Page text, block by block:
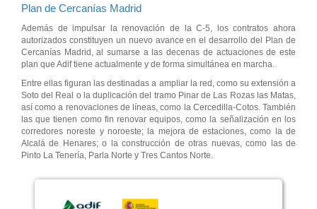
Plan de Cercanías Madrid
Además de impulsar la renovación de la C-5, los contratos ahora
autorizados constituyen un nuevo avance en el desarrollo del Plan de
Cercanías Madrid, al sumarse a las decenas de actuaciones de este
plan que Adif tiene actualmente y de forma simultánea en marcha.
Entre ellas figuran las destinadas a ampliar la red, como su extensión a
Soto del Real o la duplicación del tramo Pinar de Las Rozas las Matas,
así como a renovaciones de líneas, como la Cercedilla-Cotos. También
las que tienen como fin renovar equipos, como la señalización en los
corredores noreste y noroeste; la mejora de estaciones, como la de
Alcalá de Henares; o la construcción de otras nuevas, como las de
Pinto La Tenería, Parla Norte y Tres Cantos Norte.